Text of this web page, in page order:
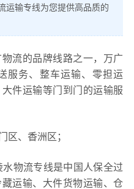
运输专线为您提供高品质的
物流的品牌线路之一，万广
服务、整车运输、零担运
件运输等门到门的运输服
区、香洲区；
物流专线是中国人保全过
运输、大件货物运输、仓